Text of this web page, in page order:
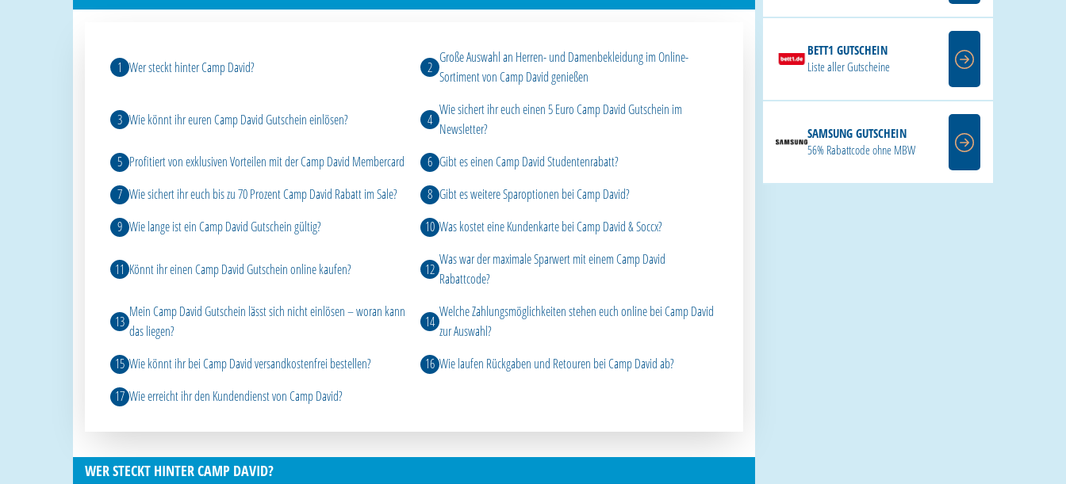
Wer steckt hinter Camp David?
Große Auswahl an Herren- und Damenbekleidung im Online-
Sortiment von Camp David genießen
Wie könnt ihr euren Camp David Gutschein einlösen?
Wie sichert ihr euch einen 5 Euro Camp David Gutschein im
Newsletter?
Profitiert von exklusiven Vorteilen mit der Camp David Membercard
Gibt es einen Camp David Studentenrabatt?
Wie sichert ihr euch bis zu 70 Prozent Camp David Rabatt im Sale?
Gibt es weitere Sparoptionen bei Camp David?
Wie lange ist ein Camp David Gutschein gültig?
Was kostet eine Kundenkarte bei Camp David & Soccx?
Könnt ihr einen Camp David Gutschein online kaufen?
Was war der maximale Sparwert mit einem Camp David
Rabattcode?
Mein Camp David Gutschein lässt sich nicht einlösen – woran kann
das liegen?
Welche Zahlungsmöglichkeiten stehen euch online bei Camp David
zur Auswahl?
Wie könnt ihr bei Camp David versandkostenfrei bestellen?
Wie laufen Rückgaben und Retouren bei Camp David ab?
Wie erreicht ihr den Kundendienst von Camp David?
WER STECKT HINTER CAMP DAVID?
BETT1 GUTSCHEIN
Liste aller Gutscheine
SAMSUNG GUTSCHEIN
56% Rabattcode ohne MBW